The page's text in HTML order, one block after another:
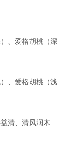
、爱格胡桃（深
、爱格胡桃（浅
清、清风润木